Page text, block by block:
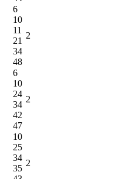
6
10
11
21
34
48
2
6
10
24
34
42
47
2
10
25
34
35
2